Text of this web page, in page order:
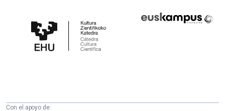
Cultura
Científica
Fundazioa
Con el apoyo de: